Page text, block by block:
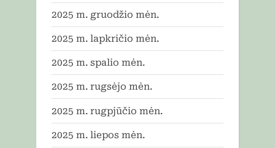
2025 m. gruodžio mėn.
2025 m. lapkričio mėn.
2025 m. spalio mėn.
2025 m. rugsėjo mėn.
2025 m. rugpjūčio mėn.
2025 m. liepos mėn.